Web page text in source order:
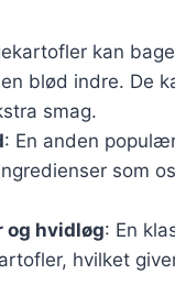
kan
blød indre. De
smag.
: En anden
som
og hvidløg: En
hvilket